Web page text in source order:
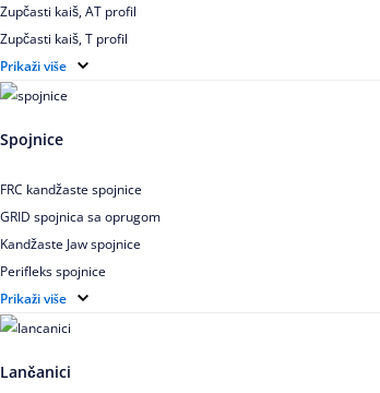
Zupčasti kaiš, AT profil
Zupčasti kaiš, T profil
Zupčasti kaiš XL
Zupčasti STD kaiš
Uskoprofilno klinasto remenje spojeno
Višekanalno remenje PJ,PK
Prikaži više
Spojnice
FRC kandžaste spojnice
GRID spojnica sa oprugom
Kandžaste Jaw spojnice
Perifleks spojnice
Univerzalne kardanske spojnice
Zupčaste spojnice
Prikaži više
Lančanici